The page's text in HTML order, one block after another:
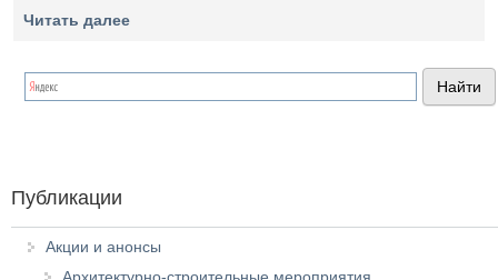
Читать далее
Публикации
Акции и анонсы